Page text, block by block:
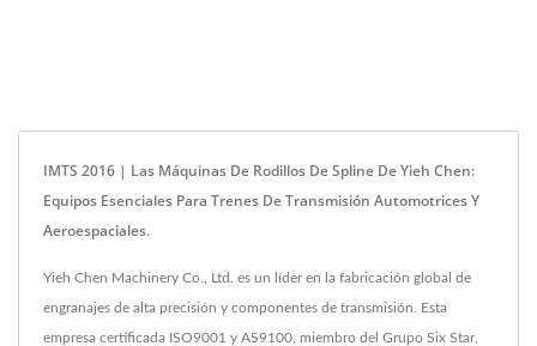
IMTS 2016 | Las Máquinas De Rodillos De Spline De Yieh Chen:
Equipos Esenciales Para Trenes De Transmisión Automotrices Y
Aeroespaciales.
Yieh Chen Machinery Co., Ltd. es un líder en la fabricación global de
engranajes de alta precisión y componentes de transmisión. Esta
empresa certificada ISO9001 y AS9100, miembro del Grupo Six Star,